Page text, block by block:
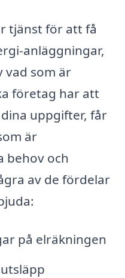
tjänst för att få
anläggningar,
vad som är
företag har att
uppgifter, får
är
behov och
av de fördelar
på elräkningen